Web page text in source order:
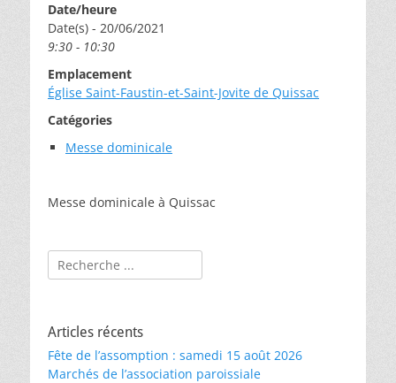
Date/heure
Date(s) - 20/06/2021
9:30 - 10:30
Emplacement
Église Saint-Faustin-et-Saint-Jovite de Quissac
Catégories
Messe dominicale
Messe dominicale à Quissac
Rechercher :
Articles récents
Fête de l’assomption : samedi 15 août 2026
Marchés de l’association paroissiale